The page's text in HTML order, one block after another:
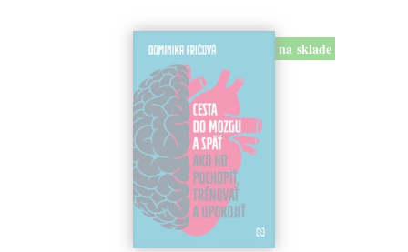
na sklade